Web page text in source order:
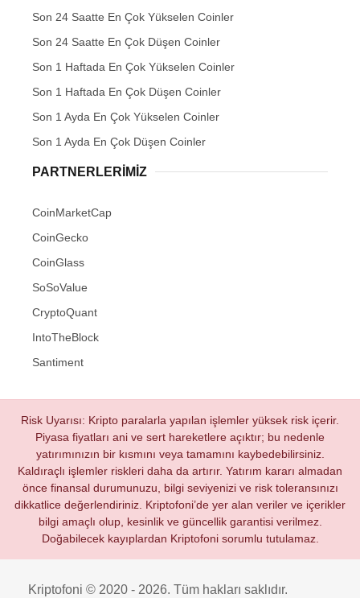
Son 24 Saatte En Çok Yükselen Coinler
Son 24 Saatte En Çok Düşen Coinler
Son 1 Haftada En Çok Yükselen Coinler
Son 1 Haftada En Çok Düşen Coinler
Son 1 Ayda En Çok Yükselen Coinler
Son 1 Ayda En Çok Düşen Coinler
PARTNERLERIMIZ
CoinMarketCap
CoinGecko
CoinGlass
SoSoValue
CryptoQuant
IntoTheBlock
Santiment
Risk Uyarısı: Kripto paralarla yapılan işlemler yüksek risk içerir.
Piyasa fiyatları ani ve sert hareketlere açıktır; bu nedenle
yatırımınızın bir kısmını veya tamamını kaybedebilirsiniz.
Kaldıraçlı işlemler riskleri daha da artırır. Yatırım kararı almadan
önce finansal durumunuzu, bilgi seviyenizi ve risk toleransınızı
dikkatlice değerlendiriniz. Kriptofoni’de yer alan veriler ve içerikler
bilgi amaçlı olup, kesinlik ve güncellik garantisi verilmez.
Doğabilecek kayıplardan Kriptofoni sorumlu tutulamaz.
Kriptofoni © 2020 - 2026. Tüm hakları saklıdır.